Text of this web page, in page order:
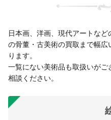
日本画、洋画、現代アートな
の骨董・古美術の買取まで幅
ります。
一覧にない美術品も取扱いが
相談ください。